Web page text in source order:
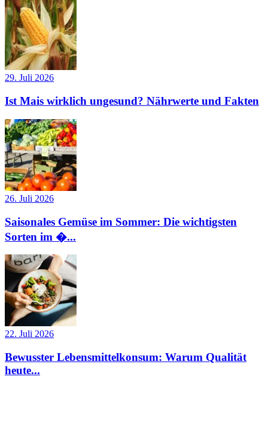
29. Juli 2026
Ist Mais wirklich ungesund? Nährwerte und Fakten
26. Juli 2026
Saisonales Gemüse im Sommer: Die wichtigsten
Sorten im �...
22. Juli 2026
Bewusster Lebensmittelkonsum: Warum Qualität
heute...